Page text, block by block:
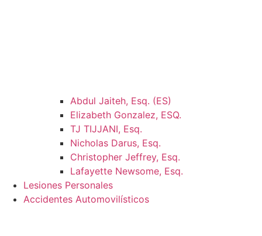
Abdul Jaiteh, Esq. (ES)
Elizabeth Gonzalez, ESQ.
TJ TIJJANI, Esq.
Nicholas Darus, Esq.
Christopher Jeffrey, Esq.
Lafayette Newsome, Esq.
Lesiones Personales
Accidentes Automovilísticos